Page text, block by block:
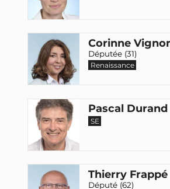
Corinne
Députée (31)
Renaissance
Pascal Durand
SE
Thierry Frappé
Député (62)